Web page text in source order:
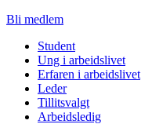
Bli medlem
Student
Ung i arbeidslivet
Erfaren i arbeidslivet
Leder
Tillitsvalgt
Arbeidsledig